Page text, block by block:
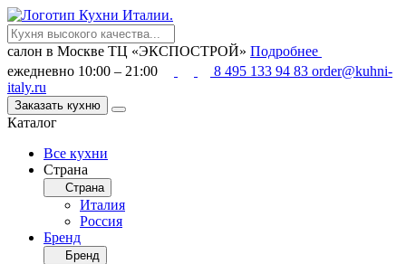
салон в Москве ТЦ «ЭКСПОСТРОЙ» Подробнее
ежедневно 10:00 – 21:00
8 495 133 94 83 order@kuhni-
italy.ru
Заказать кухню
Каталог
Все кухни
Страна
Страна
Италия
Россия
Бренд
Бренд